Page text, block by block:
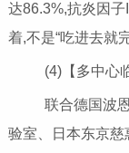
达86.3%,抗炎因
着,不是“吃进去就
(4)【多中心临
联合德国波恩
验室、日本东京